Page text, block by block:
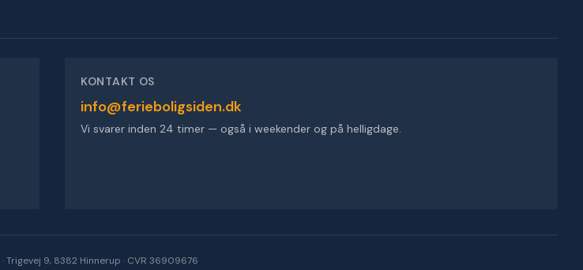
KONTAKT OS
info@ferieboligsiden.dk
Vi svarer inden 24 timer — også i weekender og på helligdage.
·Trigevej 9, 8382 Hinnerup · CVR 36909676